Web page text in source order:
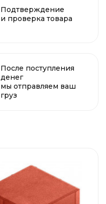
Подтверждение
и проверка товара
После поступления
денег
мы отправляем ваш
груз